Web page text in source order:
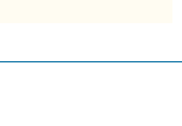
at X
na Facebooku
Lustenau na YouTubu